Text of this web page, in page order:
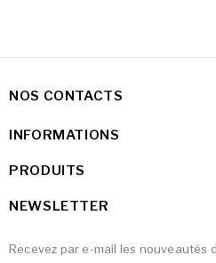
NOS CONTACTS
INFORMATIONS
PRODUITS
NEWSLETTER
Recevez par e-mail les